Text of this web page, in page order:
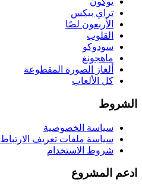
تراي بيكس
الأربعون لصًا
القلوب
سودوكو
ماهجونغ
ألغاز الصورة المقطوعة
كل الألعاب
الشروط
سياسة الخصوصية
سياسة ملفات تعريف الارتباط
شروط الاستخدام
ادعم المشروع